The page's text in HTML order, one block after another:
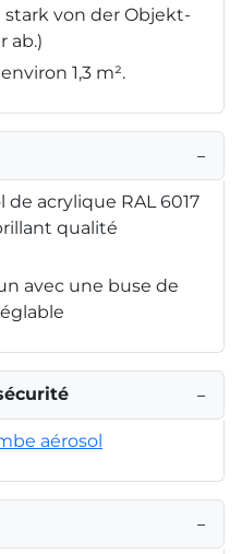
von der Objekt-
ab.)
1,3 m².
−
acrylique RAL 6017
qualité
avec une buse de
−
aérosol
−